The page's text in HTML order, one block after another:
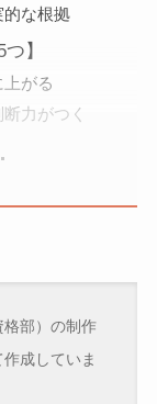
的な根拠
】
がる
力がつく
格部）の制作
成していま